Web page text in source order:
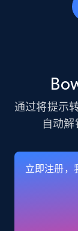
Account,
business
business
verified,
通过将提示
自动解
立即注册，